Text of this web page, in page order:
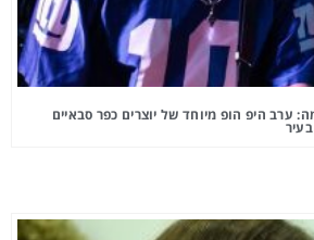
ערב היפ הופ מיוחד של יוצרים כפר סבאיים